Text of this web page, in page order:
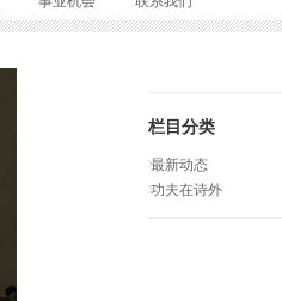
栏目分类
最新动态
功夫在诗外